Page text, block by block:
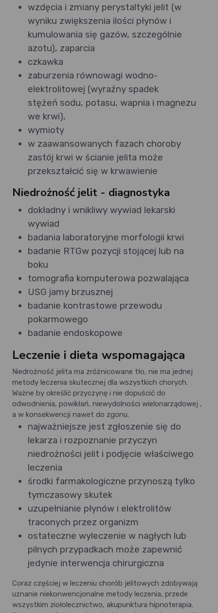
wzdęcia i zmiany perystaltyki jelit (w
wyniku zwiększenia ilości płynów i
kumulowania się gazów, szczególnie
azotu), zaparcia
czkawka
zaburzenia równowagi wodno-
elektrolitowej (wyraźny spadek
stężeń sodu, potasu, wapnia i magnezu
we krwi),
wymioty
w zaawansowanych fazach choroby
zastój krwi w ścianie jelita może
przekształcić się w krwawienie
Niedrożność jelit - diagnostyka
dokładny i wnikliwy wywiad lekarski
wywiad
badania laboratoryjne morfologii krwi
badanie RTGw pozycji stojącej lub na
boku
tomografia komputerowa pozwalająca
USG jamy brzusznej
badanie kontrastowe przewodu
pokarmowego
badanie endoskopowe
Leczenie i dieta wspomagająca
Niedrożność jelita ma zróżnicowane tło, nie ma jednej
metody leczenia skutecznej dla wszystkich chorych.
Ważne by określić przyczynę i nie dopuścić do
odwodnienia, powikłań, niewydolności wielonarządowej ,
a w konsekwencji nawet do zgonu.
najważniejsze jest zgłoszenie się do
lekarza i rozpoznanie przyczyn
niedrożności jelit i podjęcie właściwego
leczenia
środki farmakologiczne przynoszą tylko
tymczasowy skutek
uzupełnianie płynów i elektrolitów
traconych przez organizm
ostateczne wyleczenie w nagłych lub
pilnych przypadkach może zapewnić
jedynie interwencja chirurgiczna
Coraz częściej w leczeniu chorób jelitowych zdobywają
uznanie niekonwencjonalne metody leczenia, przede
wszystkim ziołolecznictwo, akupunktura hipnoterapia.